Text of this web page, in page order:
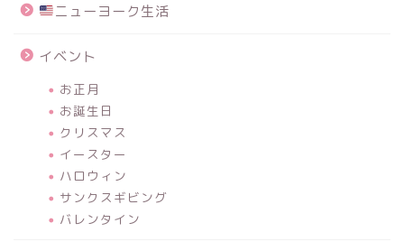
ニューヨーク生活
イベント
お正月
お誕生日
クリスマス
イースター
ハロウィン
サンクスギビング
バレンタイン